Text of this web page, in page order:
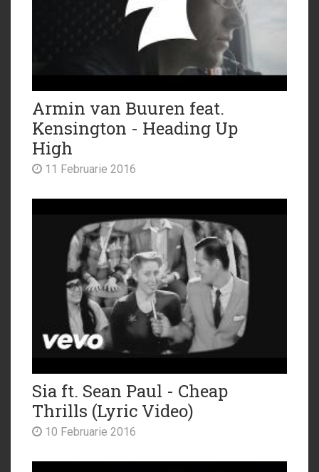
Armin van Buuren feat.
Kensington - Heading Up
High
11 Februarie 2016
Sia ft. Sean Paul - Cheap
Thrills (Lyric Video)
10 Februarie 2016